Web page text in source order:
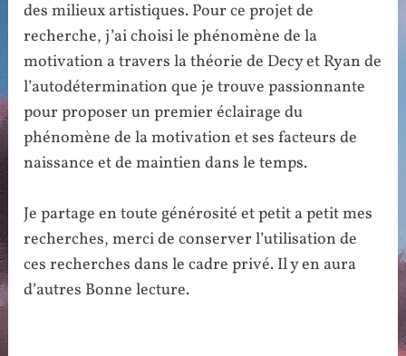
des milieux artistiques. Pour ce projet de
recherche, j’ai choisi le phénomène de la
motivation a travers la théorie de Decy et Ryan de
l’autodétermination que je trouve passionnante
pour proposer un premier éclairage du
phénomène de la motivation et ses facteurs de
naissance et de maintien dans le temps.
Je partage en toute générosité et petit a petit mes
recherches, merci de conserver l’utilisation de
ces recherches dans le cadre privé. Il y en aura
d’autres Bonne lecture.